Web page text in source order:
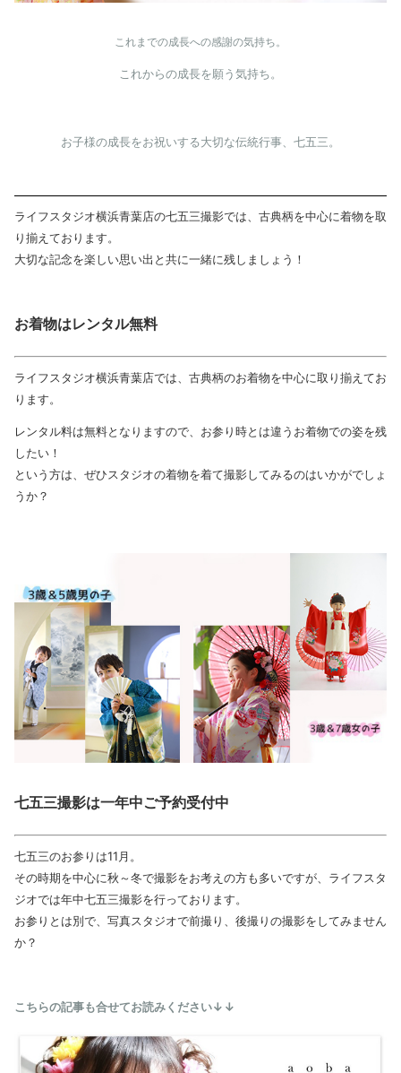
これまでの成長への感謝の気持ち。
これからの成長を願う気持ち。
お子様の成長をお祝いする大切な伝統行事、七五三。
ライフスタジオ横浜青葉店の七五三撮影では、古典柄を中心に着物を取
り揃えております。
大切な記念を楽しい思い出と共に一緒に残しましょう！
お着物はレンタル無料
ライフスタジオ横浜青葉店では、古典柄のお着物を中心に取り揃えてお
ります。
レンタル料は無料となりますので、お参り時とは違うお着物での姿を残
したい！
という方は、ぜひスタジオの着物を着て撮影してみるのはいかがでしょ
うか？
七五三撮影は一年中ご予約受付中
七五三のお参りは11月。
その時期を中心に秋～冬で撮影をお考えの方も多いですが、ライフスタ
ジオでは年中七五三撮影を行っております。
お参りとは別で、写真スタジオで前撮り、後撮りの撮影をしてみません
か？
こちらの記事も合せてお読みください↓↓